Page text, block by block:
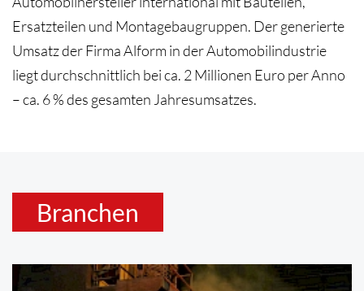
Ersatzteilen und Montagebaugruppen. Der generierte
Umsatz der Firma Alform in der Automobilindustrie
liegt durchschnittlich bei ca. 2 Millionen Euro per Anno
– ca. 6 % des gesamten Jahresumsatzes.
Branchen